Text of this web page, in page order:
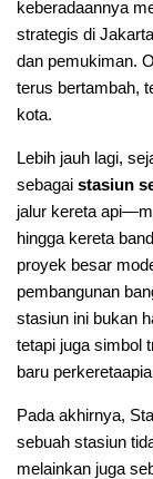
keberadaannya
strategis di
dan pemukiman.
terus bertambah,
kota.
Lebih jauh lagi,
sebagai stasiun
jalur kereta
hingga kereta
proyek besar
pembangunan
stasiun ini bukan
tetapi juga simbol
baru
Pada akhirnya,
sebuah stasiun
melainkan juga